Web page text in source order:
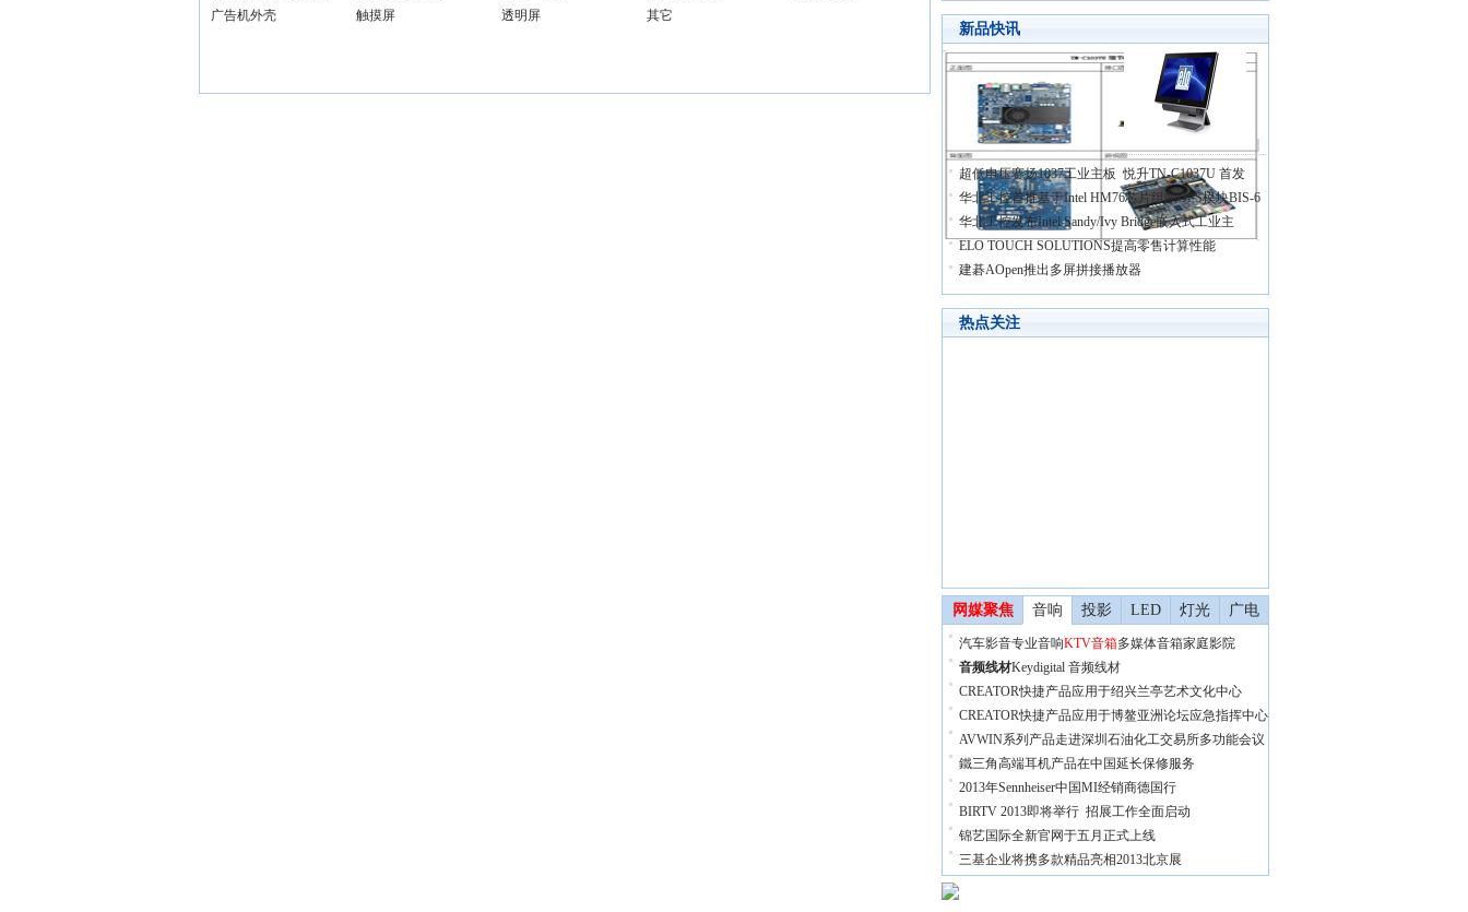
广告机外壳
触摸屏 透明屏 其它
新品快讯
超低电压赛扬1037工业主板 悦升TN-C1037U 首发
华北工控首推基于Intel HM76芯片组的OPS模块BIS-6
华北工控发布Intel Sandy/Ivy Bridge嵌入式工业主
ELO TOUCH SOLUTIONS提高零售计算性能
建碁AOpen推出多屏拼接播放器
热点关注
网媒聚焦 音响 投影 LED 灯光 广电
汽车影音专业音响KTV音箱多媒体音箱家庭影院
音频线材Keydigital 音频线材
CREATOR快捷产品应用于绍兴兰亭艺术文化中心
CREATOR快捷产品应用于博鳌亚洲论坛应急指挥中心
AVWIN系列产品走进深圳石油化工交易所多功能会议
鐵三角高端耳机产品在中国延长保修服务
2013年Sennheiser中国MI经销商德国行
BIRTV 2013即将举行 招展工作全面启动
锦艺国际全新官网于五月正式上线
三基企业将携多款精品亮相2013北京展